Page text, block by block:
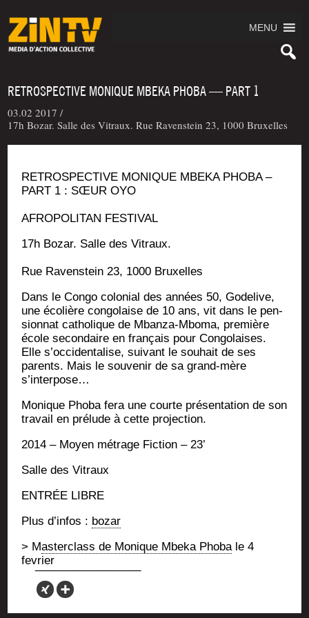
MENU
RETROSPECTIVE MONIQUE MBEKA PHOBA — PART 1
03.02 2017 /
17h Bozar. Salle des Vitraux. Rue Ravenstein 23, 1000 Bruxelles
RETROSPECTIVE MONIQUE MBEKA PHOBA –
PART 1 : SŒUR OYO
AFROPOLITAN FESTIVAL
17h Bozar. Salle des Vitraux.
Rue Raven­stein 23, 1000 Bruxelles
Dans le Congo colo­nial des années 50, Gode­live,
une éco­lière congo­laise de 10 ans, vit dans le pen­
sion­nat catho­lique de Mban­za-Mbo­ma, pre­mière
école secon­daire en fran­çais pour Congo­laises.
Elle s’occidentalise, sui­vant le sou­hait de ses
parents. Mais le sou­ve­nir de sa grand-mère
s’interpose…
Monique Pho­ba fera une courte pré­sen­ta­tion de son
tra­vail en pré­lude à cette projection.
2014 – Moyen métrage Fic­tion – 23’
Salle des Vitraux
ENTRÉE LIBRE
Plus d’in­fos : bozar
> Master­class de Monique Mbe­ka Pho­bale 4
fevrier